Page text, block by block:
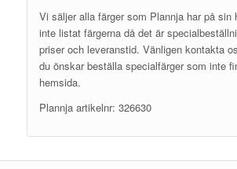
Vi säljer alla färger som Plannja har på sin
inte listat färgerna då det är
priser och leveranstid. Vänligen kontakta
du önskar beställa specialfärger som inte
hemsida.
Plannja artikelnr: 326630